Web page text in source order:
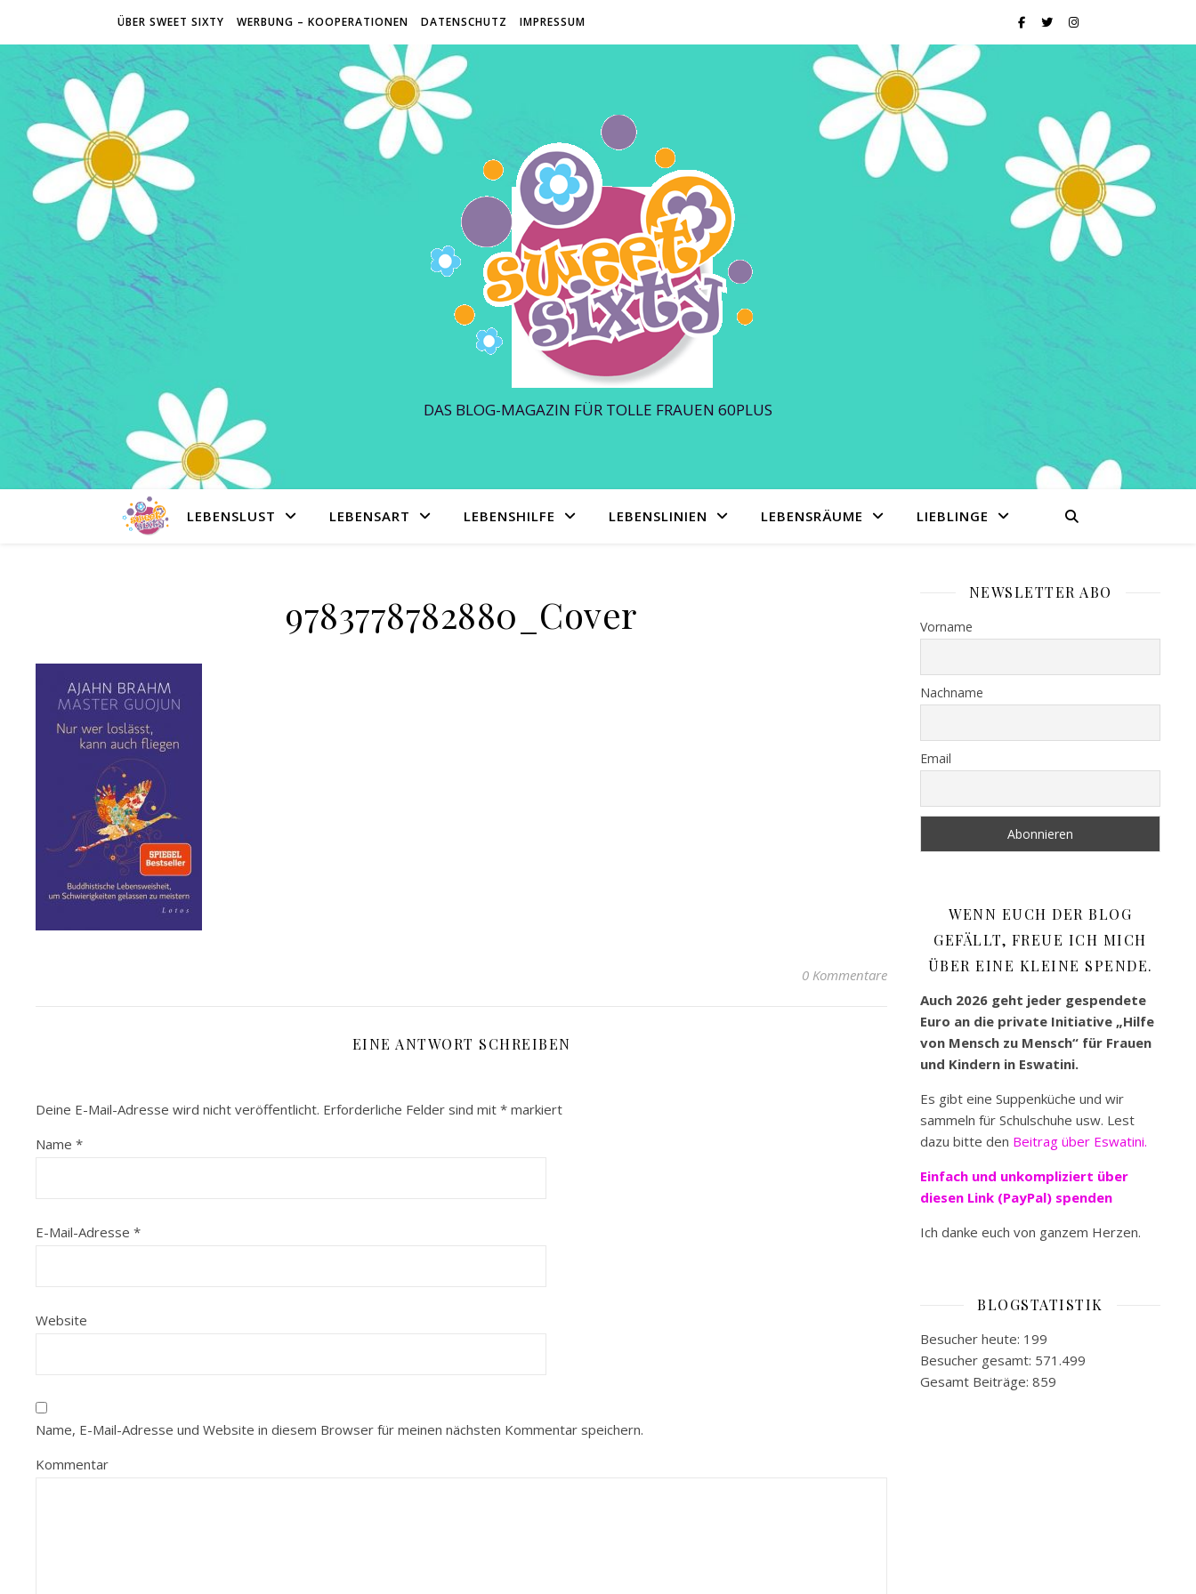
ÜBER SWEET SIXTY WERBUNG – KOOPERATIONEN DATENSCHUTZ IMPRESSUM
DAS BLOG-MAGAZIN FÜR TOLLE FRAUEN 60PLUS
LEBENSLUST LEBENSART LEBENSHILFE LEBENSLINIEN LEBENSRÄUME LIEBLINGE
9783778782880_Cover
0 Kommentare
EINE ANTWORT SCHREIBEN
Deine E-Mail-Adresse wird nicht veröffentlicht. Erforderliche Felder sind mit * markiert
Name *
E-Mail-Adresse *
Website
Name, E-Mail-Adresse und Website in diesem Browser für meinen nächsten Kommentar speichern.
Kommentar
NEWSLETTER ABO
Vorname
Nachname
Email
WENN EUCH DER BLOG
GEFÄLLT, FREUE ICH MICH
ÜBER EINE KLEINE SPENDE.
Auch 2026 geht jeder gespendete
Euro an die private Initiative „Hilfe
von Mensch zu Mensch“ für Frauen
und Kindern in Eswatini.
Es gibt eine Suppenküche und wir
sammeln für Schulschuhe usw. Lest
dazu bitte den Beitrag über Eswatini.
Einfach und unkompliziert über
diesen Link (PayPal) spenden
Ich danke euch von ganzem Herzen.
BLOGSTATISTIK
Besucher heute: 199
Besucher gesamt: 571.499
Gesamt Beiträge: 859